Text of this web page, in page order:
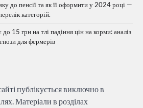
до пенсії та як її оформити у 2024 році —
категорій.
15 грн на тлі падіння цін на корми: аналіз
для фермерів
публікується виключно в
Матеріали в розділах